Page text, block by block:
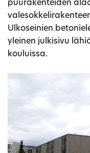
puurakenteiden
Ulkoseinien
yleinen julkisivu
kouluissa.